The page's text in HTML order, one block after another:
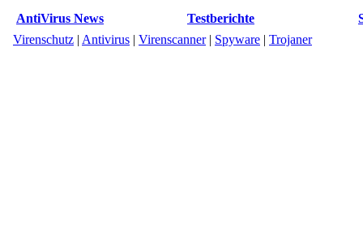
AntiVirus News Testberichte
Virenschutz | Antivirus | Virenscanner| Spyware | Trojaner